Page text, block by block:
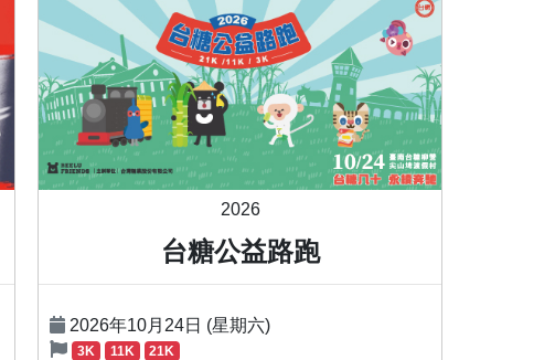
2026
台糖公益路跑
2026年10月24日 (星期六)
3K 11K 21K